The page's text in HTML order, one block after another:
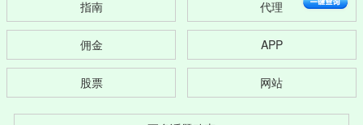
指南 代理
佣金 APP
股票 网站